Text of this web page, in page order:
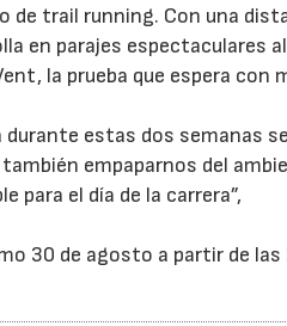
de trail running. Con una
en parajes espectaculares
la prueba que espera con
estas dos semanas
empaparnos del
para el día de la carrera”,
30 de agosto a partir de las